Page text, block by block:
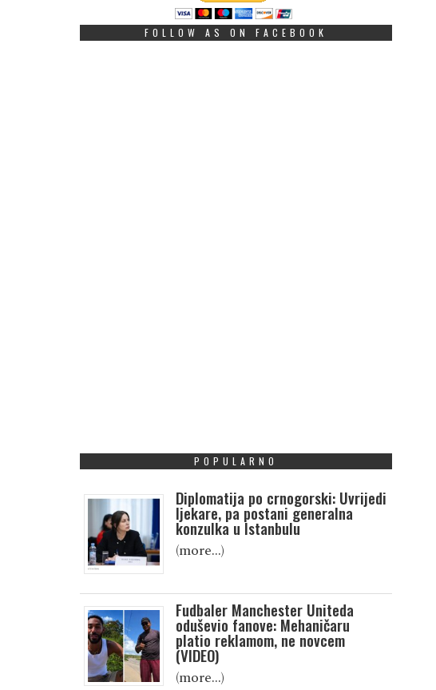
FOLLOW AS ON FACEBOOK
POPULARNO
Diplomatija po crnogorski: Uvrijedi
ljekare, pa postani generalna
konzulka u Istanbulu
(more…)
Fudbaler Manchester Uniteda
oduševio fanove: Mehaničaru
platio reklamom, ne novcem
(VIDEO)
(more…)